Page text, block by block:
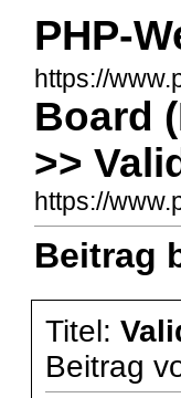
PHP-
https://
Board
>>
https://
Beitrag
Titel:
Beitrag